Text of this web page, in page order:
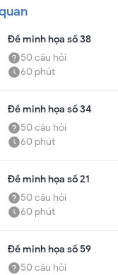
Đề minh họa số 38
50câu hỏi
60 phút
Đề minh họa số 34
50câu hỏi
60 phút
Đề minh họa số 21
50câu hỏi
60 phút
Đề minh họa số 59
50câu hỏi